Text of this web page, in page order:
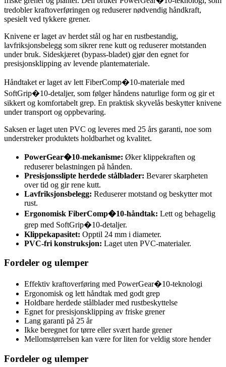
tredobler kraftoverføringen og reduserer nødvendig håndkraft,
spesielt ved tykkere grener.
Knivene er laget av herdet stål og har en rustbestandig,
lavfriksjonsbelegg som sikrer rene kutt og reduserer motstanden
under bruk. Sideskjæret (bypass-bladet) gjør den egnet for
presisjonsklipping av levende plantemateriale.
Håndtaket er laget av lett FiberComp�10-materiale med
SoftGrip�10-detaljer, som følger håndens naturlige form og gir et
sikkert og komfortabelt grep. En praktisk skyvelås beskytter knivene
under transport og oppbevaring.
Saksen er laget uten PVC og leveres med 25 års garanti, noe som
understreker produktets holdbarhet og kvalitet.
PowerGear�10-mekanisme: Øker klippekraften og
reduserer belastningen på hånden.
Presisjonsslipte herdede stålblader: Bevarer skarpheten
over tid og gir rene kutt.
Lavfriksjonsbelegg: Reduserer motstand og beskytter mot
rust.
Ergonomisk FiberComp�10-håndtak: Lett og behagelig
grep med SoftGrip�10-detaljer.
Klippekapasitet: Opptil 24 mm i diameter.
PVC-fri konstruksjon: Laget uten PVC-materialer.
Fordeler og ulemper
Effektiv kraftoverføring med PowerGear�10-teknologi
Ergonomisk og lett håndtak med godt grep
Holdbare herdede stålblader med rustbeskyttelse
Egnet for presisjonsklipping av friske grener
Lang garanti på 25 år
Ikke beregnet for tørre eller svært harde grener
Mellomstørrelsen kan være for liten for veldig store hender
Fordeler og ulemper